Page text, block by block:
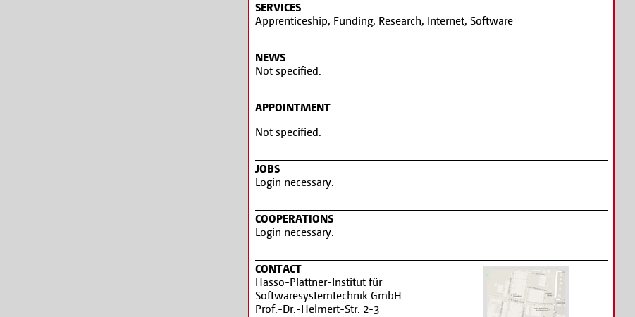
SERVICES
Apprenticeship, Funding, Research, Internet, Software
NEWS
Not specified.
APPOINTMENT
Not specified.
JOBS
Login necessary.
COOPERATIONS
Login necessary.
CONTACT
Hasso-Plattner-Institut für
Softwaresystemtechnik GmbH
Prof.-Dr.-Helmert-Str. 2-3